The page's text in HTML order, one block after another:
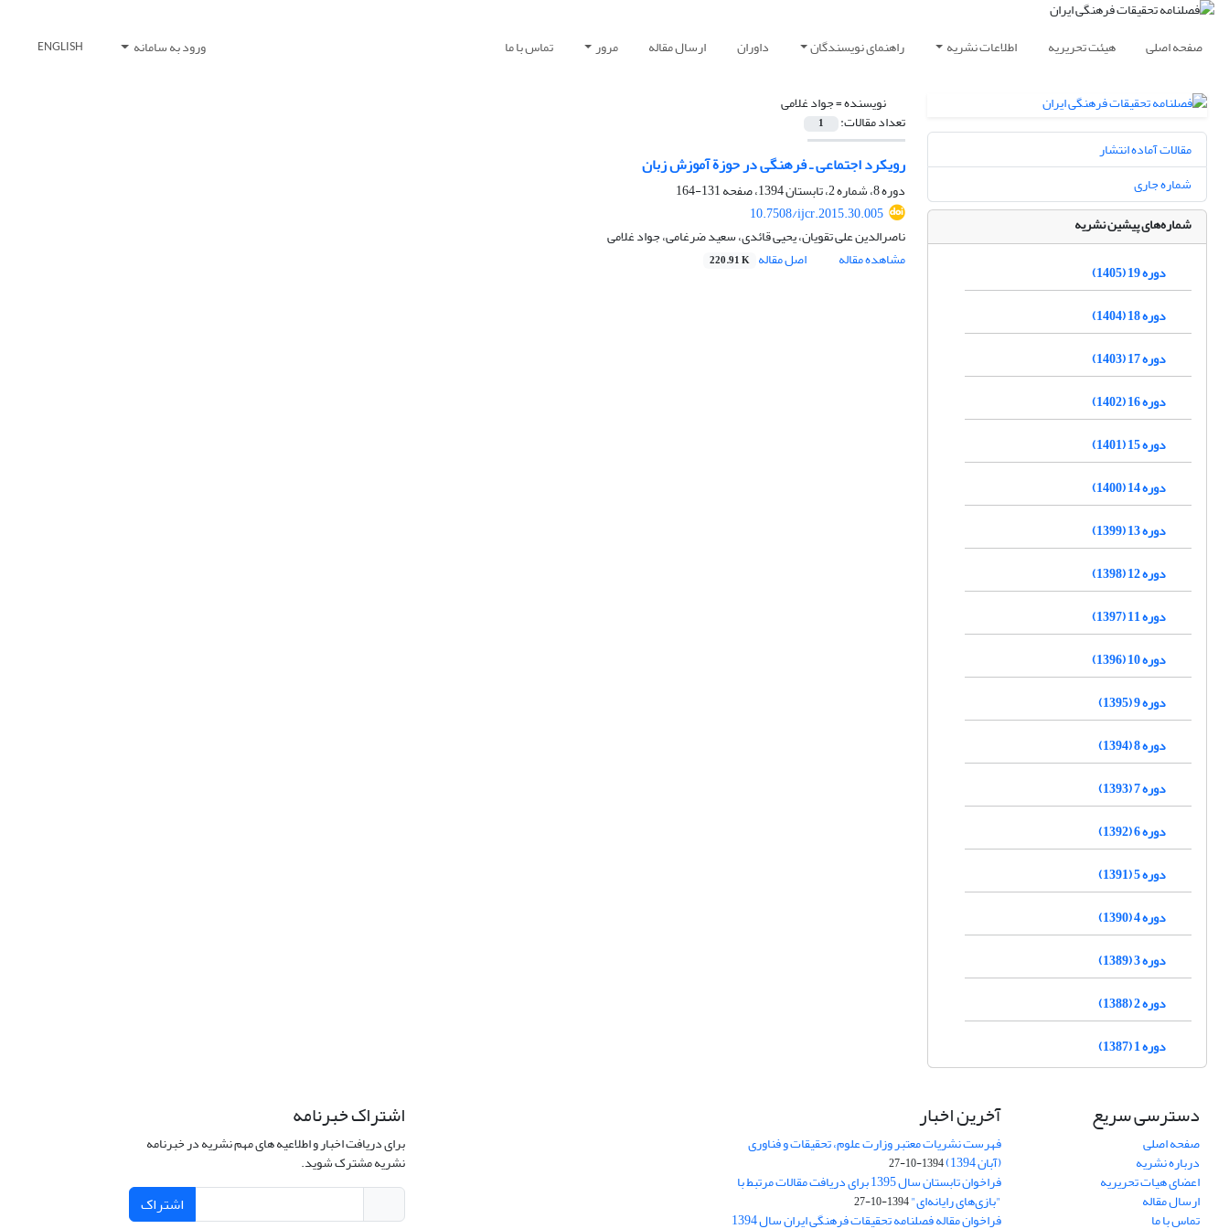
صفحه اصلی هیئت تحریریه اطلاعات نشریه راهنمای نویسندگان داوران ارسال مقاله مرور تماس با ما ورود به سامانه ENGLISH
نویسنده =جواد غلامی
تعداد مقالات: 1
رویکرد اجتماعی ‌ـ ‌فرهنگی در حوزة آموزش زبان
دوره 8، شماره 2، تابستان 1394، صفحه
131-164
10.7508/ijcr.2015.30.005
ناصرالدین علی تقویان، یحیی قائدی، سعید ضرغامی، جواد غلامی
مشاهده مقاله
اصل مقاله 220.91 K
مقالات آماده انتشار
شماره جاری
شماره‌های پیشین نشریه
دوره 19 (1405)
دوره 18 (1404)
دوره 17 (1403)
دوره 16 (1402)
دوره 15 (1401)
دوره 14 (1400)
دوره 13 (1399)
دوره 12 (1398)
دوره 11 (1397)
دوره 10 (1396)
دوره 9 (1395)
دوره 8 (1394)
دوره 7 (1393)
دوره 6 (1392)
دوره 5 (1391)
دوره 4 (1390)
دوره 3 (1389)
دوره 2 (1388)
دوره 1 (1387)
دسترسی سریع
صفحه اصلی
درباره نشریه
اعضای هیات تحریریه
ارسال مقاله
تماس با ما
آخرین اخبار
فهرست نشریات معتبر وزارت علوم، تحقیقات و فناوری
(آبان 1394) 1394-10-27
فراخوان تابستان سال 1395 برای دریافت مقالات مرتبط با
"بازی‌های رایانه‌ای"1394-10-27
فراخوان مقاله فصلنامه تحقیقات فرهنگی ایران سال 1394
اشتراک خبرنامه
برای دریافت اخبار و اطلاعیه های مهم نشریه در خبرنامه
نشریه مشترک شوید.
اشتراک